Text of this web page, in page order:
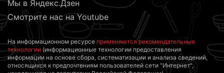
Мы в Яндекс.Дзен
Смотрите нас на Youtube
На информационном ресурсе применяются рекомендательные
технологии (информационные технологии предоставления
информации на основе сбора, систематизации и анализа сведений,
относящихся к предпочтениям пользователей сети "Интернет",